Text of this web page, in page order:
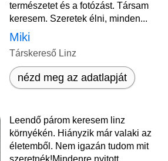
természetet és a fotózást. Társam
keresem. Szeretek élni, minden...
Miki
Társkereső Linz
nézd meg az adatlapját
Leendő párom keresem linz
környékén. Hiányzik már valaki az
életemből. Nem igazán tudom mit
szeretnék!Mindenre nyitott